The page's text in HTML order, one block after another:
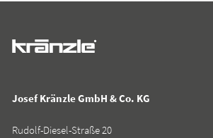
Josef Kränzle GmbH & Co. KG
Rudolf-Diesel-Straße 20